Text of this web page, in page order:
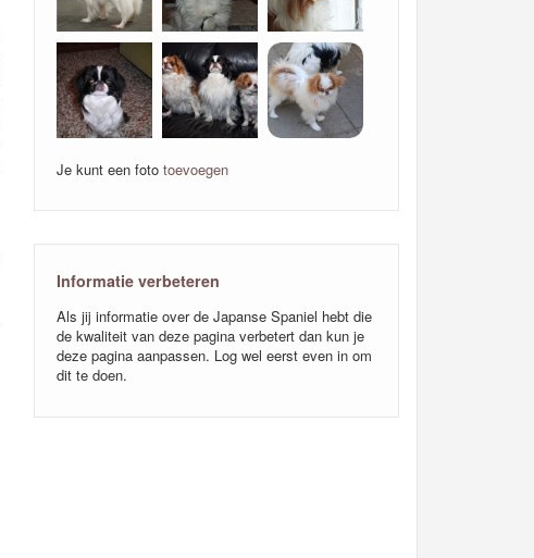
Je kunt een foto toevoegen
Informatie verbeteren
Als jij informatie over de Japanse Spaniel hebt die
de kwaliteit van deze pagina verbetert dan kun je
deze pagina aanpassen. Log wel eerst even in om
dit te doen.